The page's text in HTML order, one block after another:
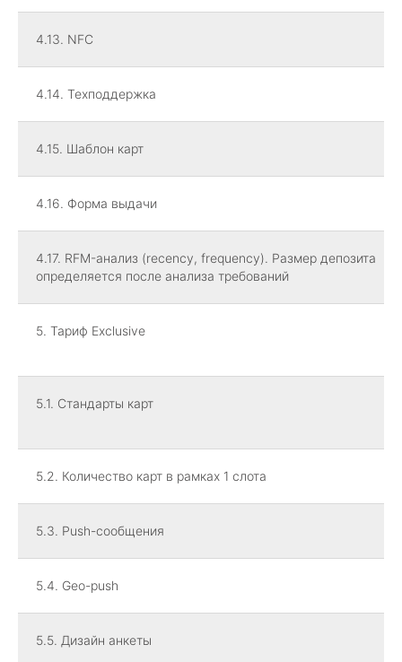
4.13. NFC
4.14. Техподдержка
4.15. Шаблон карт
4.16. Форма выдачи
4.17. RFM-анализ (recency, frequency). Размер депозита
определяется после анализа требований
5. Тариф Exclusive
5.1. Стандарты карт
5.2. Количество карт в рамках 1 слота
5.3. Push-сообщения
5.4. Geo-push
5.5. Дизайн анкеты